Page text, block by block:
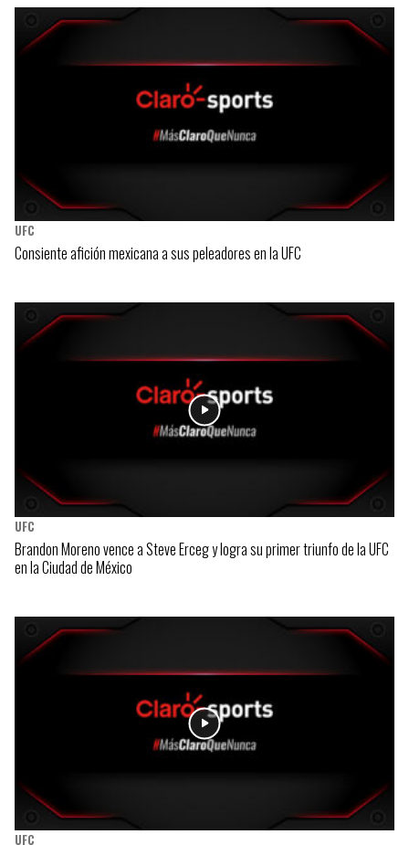
UFC
Consiente afición mexicana a sus peleadores en la UFC
UFC
Brandon Moreno vence a Steve Erceg y logra su primer triunfo de la UFC
en la Ciudad de México
UFC